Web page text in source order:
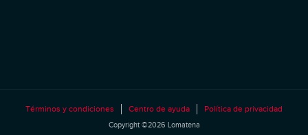
Términos y condiciones Centro de ayuda Política de privacidad
Copyright ©2026 Lomatena